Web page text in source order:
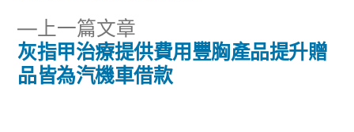
導
覽
上一篇文章
一
篇
灰指甲治療提供費用豐胸產品提升贈
品皆為汽機車借款